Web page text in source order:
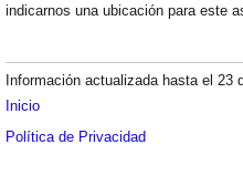
indicarnos una ubicación para este
Información actualizada hasta el 23
Inicio
Política de Privacidad